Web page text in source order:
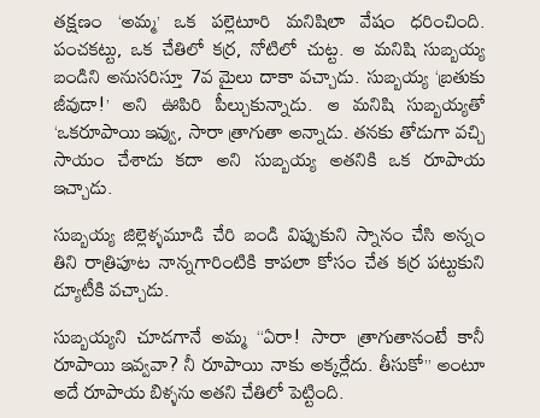
తక్షణం ‘అమ్మ’ ఒక పల్లెటూరి మనిషిలా వేషం ధరించింది.
పంచకట్టు, ఒక చేతిలో కర్ర, నోటిలో చుట్ట. ఆ మనిషి సుబ్బయ్య
బండిని అనుసరిస్తూ 7వ మైలు దాకా వచ్చాడు. సుబ్బయ్య ‘బ్రతుకు
జీవుడా!’ అని ఊపిరి పీల్చుకున్నాడు. ఆ మనిషి సుబ్బయ్యతో
‘ఒకరూపాయి ఇవ్వు, సారా త్రాగుతా అన్నాడు. తనకు తోడుగా వచ్చి
సాయం చేశాడు కదా అని సుబ్బయ్య అతనికి ఒక రూపాయ
ఇచ్చాడు.
సుబ్బయ్య జిల్లెళ్ళమూడి చేరి బండి విప్పుకుని స్నానం చేసి అన్నం
తిని రాత్రిపూట నాన్నగారింటికి కాపలా కోసం చేత కర్ర పట్టుకుని
డ్యూటీకి వచ్చాడు.
సుబ్బయ్యని చూడగానే అమ్మ “ఏరా! సారా త్రాగుతానంటే కానీ
రూపాయి ఇవ్వవా? నీ రూపాయి నాకు అక్కర్లేదు. తీసుకో” అంటూ
అదే రూపాయ బిళ్ళను అతని చేతిలో పెట్టింది.